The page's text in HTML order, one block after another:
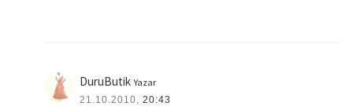
DuruButik Yazar
21.10.2010, 20:43